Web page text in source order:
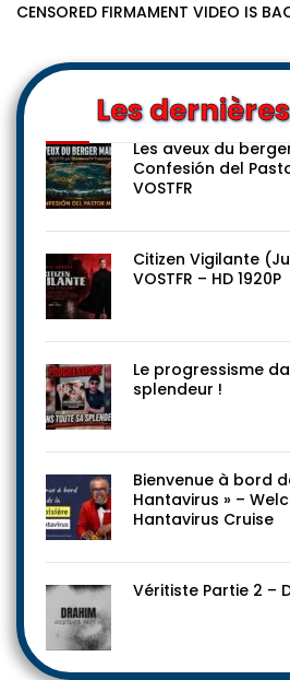
CENSORED FIRMAMENT VIDEO IS
Les
Les aveux du
Confesión del
VOSTFR
Citizen Vigilante
VOSTFR – HD 1920P
Le progressisme
splendeur !
Bienvenue à bord
Hantavirus » –
Hantavirus Cruise
Véritiste Partie 2 –